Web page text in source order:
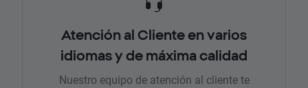
Atención al Cliente en varios
idiomas y de máxima calidad
Nuestro equipo de atención al cliente te